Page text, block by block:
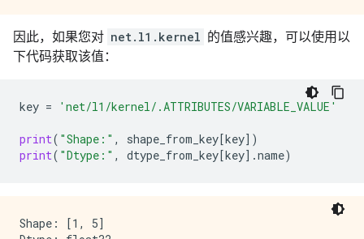
因此，如果您对 net.l1.kernel 的值感兴趣，可以使用以
下代码获取该值：
key = 'net/l1/kernel/.ATTRIBUTES/VARIABLE_VALUE'
print( "Shape:" , shape_from_key[key])
print( "Dtype:" , dtype_from_key[key] .name)
Shape: [1, 5]